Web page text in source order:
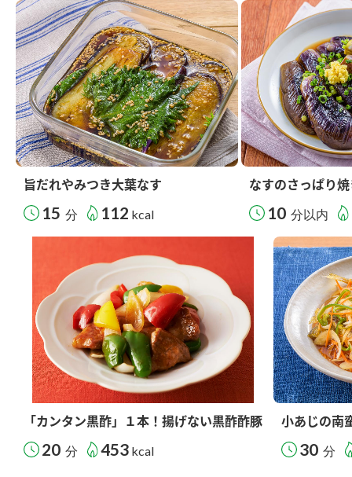
旨だれやみつき大葉なす
15 分 112 kcal
なすのさっぱり
10 分以内
「カンタン黒酢」１本！揚げない黒酢酢豚
20 分 453 kcal
小あじの南
30 分